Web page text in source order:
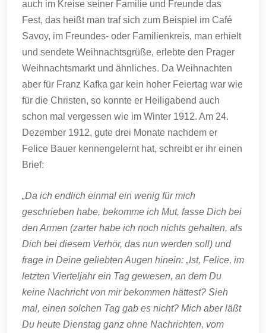
auch im Kreise seiner Familie und Freunde das
Fest, das heißt man traf sich zum Beispiel im Café
Savoy, im Freundes- oder Familienkreis, man erhielt
und sendete Weihnachtsgrüße, erlebte den Prager
Weihnachtsmarkt und ähnliches. Da Weihnachten
aber für Franz Kafka gar kein hoher Feiertag war wie
für die Christen, so konnte er Heiligabend auch
schon mal vergessen wie im Winter 1912. Am 24.
Dezember 1912, gute drei Monate nachdem er
Felice Bauer kennengelernt hat, schreibt er ihr einen
Brief:
„Da ich endlich einmal ein wenig für mich
geschrieben habe, bekomme ich Mut, fasse Dich bei
den Armen (zarter habe ich noch nichts gehalten, als
Dich bei diesem Verhör, das nun werden soll) und
frage in Deine geliebten Augen hinein: „Ist, Felice, im
letzten Vierteljahr ein Tag gewesen, an dem Du
keine Nachricht von mir bekommen hättest? Sieh
mal, einen solchen Tag gab es nicht? Mich aber läßt
Du heute Dienstag ganz ohne Nachrichten, vom